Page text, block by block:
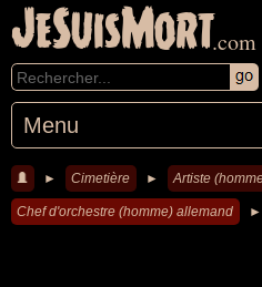
JeSuisMort.com
Menu
► Cimetière ► Artiste
Chef d'orchestre (homme) allemand ►